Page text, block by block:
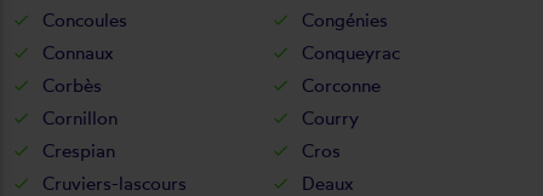
Concoules
Congénies
Connaux
Conqueyrac
Corbès
Corconne
Cornillon
Courry
Crespian
Cros
Cruviers-lascours
Deaux